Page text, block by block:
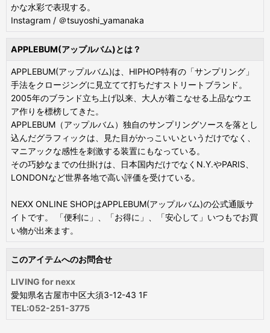
かな水彩で表現する。
Instagram / ＠tsuyoshi_yamanaka
APPLEBUM(アップルバム)とは？
APPLEBUM(アップルバム)は、HIPHOP特有の「サンプリング」
手法をクロージングに見立てて打ちだすストリートブランド。
2005年のブランド立ち上げ以来、大人が着こなせる上品なウエ
ア作りを標榜してきた。
APPLEBUM（アップルバム）独自のサンプリングソースを落とし
込んだグラフィックは、見た目がかっこいいというだけでなく、
マニアックな感性を刺激する装置にもなっている。
その巧妙なまでの仕掛けは、日本国内だけでなくN.Y.やPARIS、
LONDONなど世界各地で高い評価を受けている。
NEXX ONLINE SHOPはAPPLEBUM(アップルバム)の公式通販サ
イトです。 「便利に」、「お得に」、「安心して」いつもでお買
い物が出来ます。
このアイテムへのお問合せ
LIVING for nexx
愛知県名古屋市中区大須3-12-43 1F
TEL:052-251-3775